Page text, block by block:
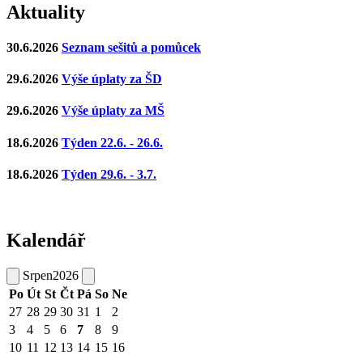
Aktuality
30.6.2026 Seznam sešitů a pomůcek
29.6.2026 Výše úplaty za ŠD
29.6.2026 Výše úplaty za MŠ
18.6.2026 Týden 22.6. - 26.6.
18.6.2026 Týden 29.6. - 3.7.
Kalendář
Srpen2026
Po Út St Čt Pá So Ne
27 28 29 30 31 1
2
3
4 5 6 7 8
9
10 11 12 13 14 15 16